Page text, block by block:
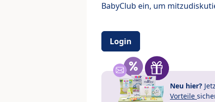
BabyClub ein, um
Login
Neu hier?
Vorteile